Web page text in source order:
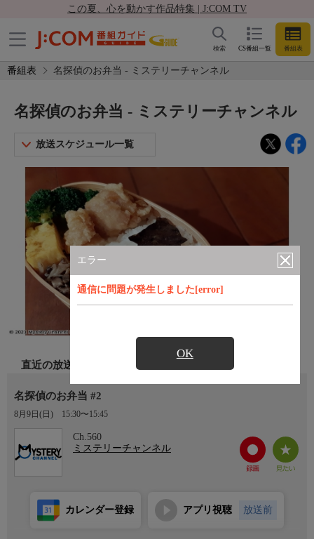
この夏、心を動かす作品特集 | J:COM TV
CS番組一覧 番組表
検索
番組表 名探偵のお弁当 - ミステリーチャンネル
エラー
通信に問題が発生しました[error]
OK
名探偵のお弁当 - ミステリーチャンネル
放送スケジュール一覧
直近の放送
名探偵のお弁当 #2
8月9日(日) 15:30〜15:45
Ch.560
ミステリーチャンネル
カレンダー登録 アプリ視聴 放送前